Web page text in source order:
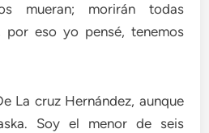
mueran; morirán todas
por eso yo pensé, tenemos
La cruz Hernández, aunque
Soy el menor de seis